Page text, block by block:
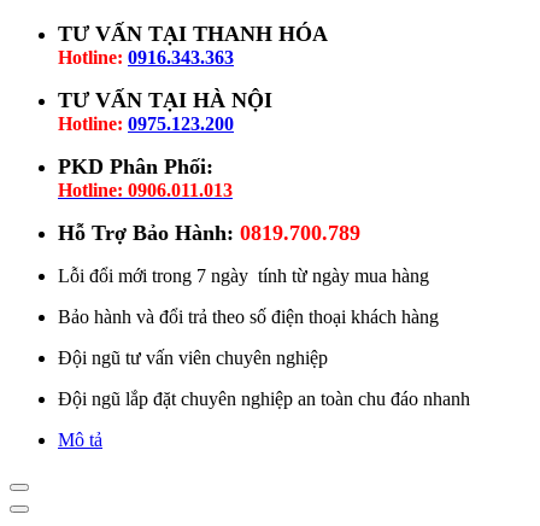
TƯ VẤN TẠI THANH HÓA
Hotline: 0916.343.363
TƯ VẤN TẠI HÀ NỘI
Hotline: 0975.123.200
PKD Phân Phối:
Hotline: 0906.011.013
Hỗ Trợ Bảo Hành: 0819.700.789
Lỗi đổi mới trong 7 ngày tính từ ngày mua hàng
Bảo hành và đổi trả theo số điện thoại khách hàng
Đội ngũ tư vấn viên chuyên nghiệp
Đội ngũ lắp đặt chuyên nghiệp an toàn chu đáo nhanh
Mô tả